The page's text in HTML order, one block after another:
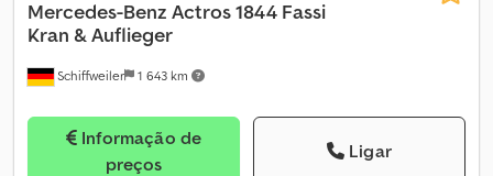
Schiffweiler 1 643 km
Mercedes-Benz Actros 1844 Fassi
Kran & Auflieger
Informação de
preços
Ligar